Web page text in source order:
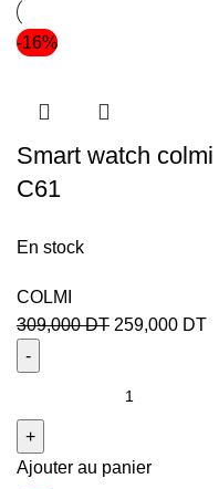
-16%
Smart watch colmi
C61
En stock
COLMI
309,000DT 259,000 DT
Ajouter au panier